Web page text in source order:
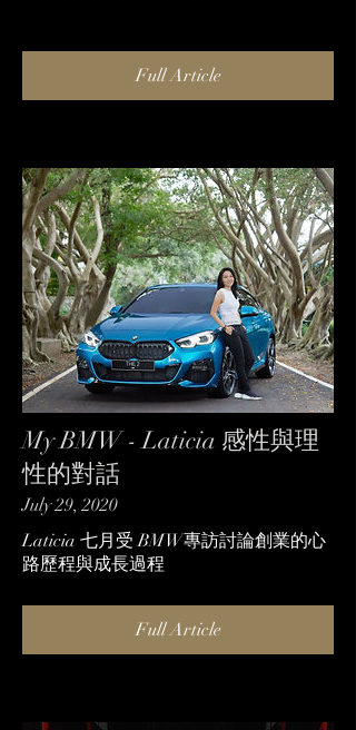
Full Article
My BMW - Laticia 感性與理
性的對話
July 29, 2020
Laticia 七月受 BMW專訪討論創業的心
路歷程與成長過程
Full Article